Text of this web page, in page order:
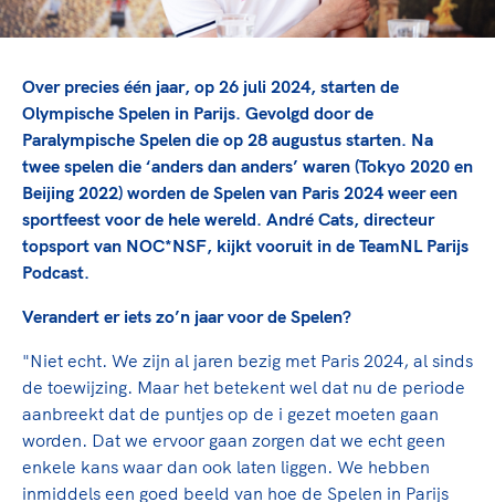
Olympische geschiedenis
Nieuwspagina
Columns
Sport gaat niet vanzelf
Sport verenigt. Op sportclubs, pleintjes, tijdens
de sportschool te gaan. Door samen te juichen
voor Sifan Hassan, Rico Verhoeven, Diede de
Groot en het Nederlands Elftal. Of met trots te
genieten van de karatewedstrijd van je dochter,
de halve marathon van je moeder of de
Clubacties
Handboek Wet- en Regelgeving
Opleidingen en trainingen
High5 Stappenplan
Ruimte voor sport
Clubondersteuning
Samen voor een veilige
sportomgeving
Olympische Spelen LA28
Europese Spelen Istanbul 2027
Topsportbeleid
Topsportfinanciering
Maatschappelijke waarde topsport
Top teamsportcompetities
De TeamNL Academie
De TeamNL Academie biedt een leer- en
ontwikkelprogramma voor de volgende functies
binnen TeamNL programma's: experts, coaches,
bestuurders, (technisch) directeuren, managers en
toekomstig kader.
Over precies één jaar, op 26 juli 2024, starten de
Olympische Spelen in Parijs. Gevolgd door de
Paralympische Spelen die op 28 augustus starten. Na
twee spelen die ‘anders dan anders’ waren (Tokyo 2020 en
Beijing 2022) worden de Spelen van Paris 2024 weer een
sportfeest voor de hele wereld. André Cats, directeur
topsport van NOC*NSF, kijkt vooruit in de TeamNL Parijs
Podcast.
Verandert er iets zo’n jaar voor de Spelen?
"Niet echt. We zijn al jaren bezig met Paris 2024, al sinds
de toewijzing. Maar het betekent wel dat nu de periode
aanbreekt dat de puntjes op de i gezet moeten gaan
worden. Dat we ervoor gaan zorgen dat we echt geen
enkele kans waar dan ook laten liggen. We hebben
inmiddels een goed beeld van hoe de Spelen in Parijs